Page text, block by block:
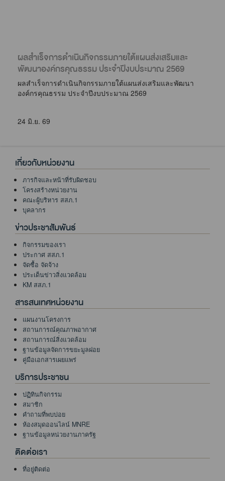
ผลสำเร็จการดำเนินกิจกรรมภายใต้แผนส่งเสริมและ
พัฒนาองค์กรคุณธรรม ประจำปีงบประมาณ 2569
ผลสำเร็จการดำเนินกิจกรรมภายใต้แผนส่งเสริมและพัฒนา
องค์กรคุณธรรม ประจำปีงบประมาณ 2569
24 มิ.ย. 69
เกี่ยวกับหน่วยงาน
ภารกิจและหน้าที่รับผิดชอบ
โครงสร้างหน่วยงาน
คณะผู้บริหาร สสภ.1
บุคลากร
ข่าวประชาสัมพันธ์
กิจกรรมของเรา
ประกาศ สสภ.1
จัดซื้อ จัดจ้าง
ประเด็นข่าวสิ่งแวดล้อม
KM สสภ.1
สารสนเทศหน่วยงาน
แผนงานโครงการ
สถานการณ์คุณภาพอากาศ
สถานการณ์สิ่งแวดล้อม
ฐานข้อมูลจัดการขยะมูลฝอย
คู่มือเอกสารเผยแพร่
บริการประชาชน
ปฏิทินกิจกรรม
สมาชิก
คำถามที่พบบ่อย
ห้องสมุดออนไลน์ MNRE
ฐานข้อมูลหน่วยงานภาครัฐ
ติดต่อเรา
ที่อยู่ติดต่อ